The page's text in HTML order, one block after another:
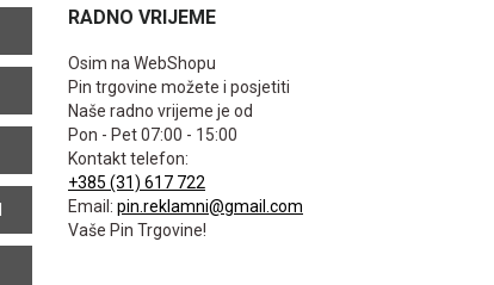
RADNO VRIJEME
Osim na WebShopu
Pin trgovine možete i posjetiti
Naše radno vrijeme je od
Pon - Pet 07:00 - 15:00
Kontakt telefon:
+385 (31) 617 722
Email: pin.reklamni@gmail.com
Vaše Pin Trgovine!